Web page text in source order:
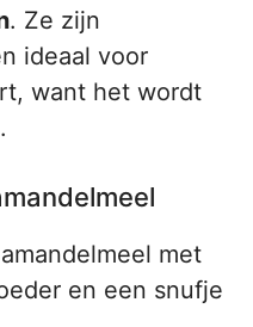
. Ze zijn
ideaal voor
want het wordt
met
en een snufje